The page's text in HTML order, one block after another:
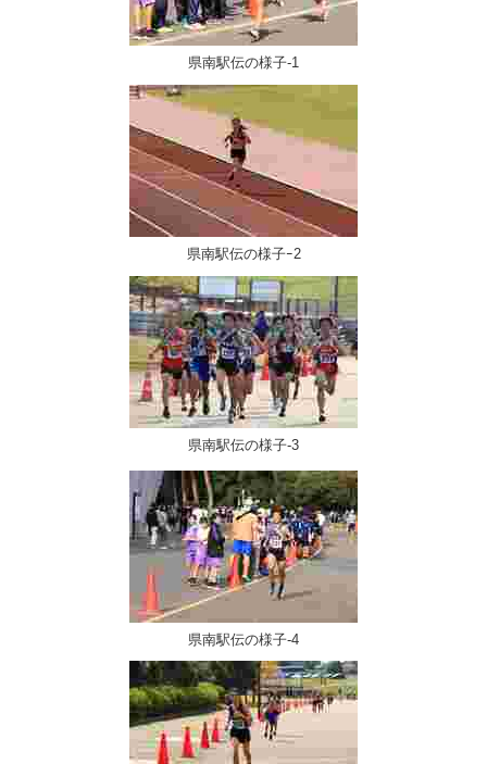
県南駅伝の様子-1
県南駅伝の様子ｰ2
県南駅伝の様子-3
県南駅伝の様子-4